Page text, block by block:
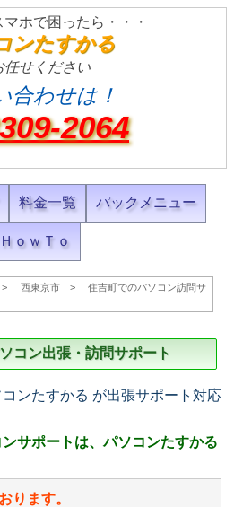
ホで困ったら・・・
ンたすかる
任せください
合わせは！
2064
料金一覧 パックメニュー
ＨｏｗＴｏ
西東京市
住吉町でのパソコン訪問サ
コン出張・訪問サポート
ンたすかる が出張サポート対応
サポートは、パソコンたすかる
ります。